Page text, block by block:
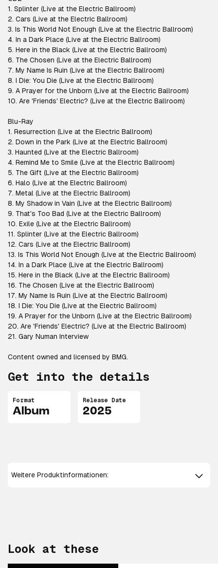
1. Splinter (Live at the Electric Ballroom)
2. Cars (Live at the Electric Ballroom)
3. Is This World Not Enough (Live at the Electric Ballroom)
4. In a Dark Place (Live at the Electric Ballroom)
5. Here in the Black (Live at the Electric Ballroom)
6. The Chosen (Live at the Electric Ballroom)
7. My Name Is Ruin (Live at the Electric Ballroom)
8. I Die: You Die (Live at the Electric Ballroom)
9. A Prayer for the Unborn (Live at the Electric Ballroom)
10. Are 'Friends' Electric? (Live at the Electric Ballroom)
Blu-Ray
1. Resurrection (Live at the Electric Ballroom)
2. Down in the Park (Live at the Electric Ballroom)
3. Haunted (Live at the Electric Ballroom)
4. Remind Me to Smile (Live at the Electric Ballroom)
5. The Gift (Live at the Electric Ballroom)
6. Halo (Live at the Electric Ballroom)
7. Metal (Live at the Electric Ballroom)
8. My Shadow in Vain (Live at the Electric Ballroom)
9. That's Too Bad (Live at the Electric Ballroom)
10. Exile (Live at the Electric Ballroom)
11. Splinter (Live at the Electric Ballroom)
12. Cars (Live at the Electric Ballroom)
13. Is This World Not Enough (Live at the Electric Ballroom)
14. In a Dark Place (Live at the Electric Ballroom)
15. Here in the Black (Live at the Electric Ballroom)
16. The Chosen (Live at the Electric Ballroom)
17. My Name Is Ruin (Live at the Electric Ballroom)
18. I Die: You Die (Live at the Electric Ballroom)
19. A Prayer for the Unborn (Live at the Electric Ballroom)
20. Are 'Friends' Electric? (Live at the Electric Ballroom)
21. Gary Numan Interview
Content owned and licensed by BMG.
Get into the details
Format
Album
Release Date
2025
Weitere Produktinformationen:
Look at these